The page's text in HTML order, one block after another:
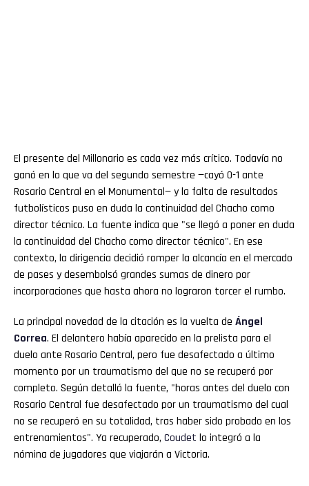
El presente del Millonario es cada vez más crítico. Todavía no
ganó en lo que va del segundo semestre —cayó 0-1 ante
Rosario Central en el Monumental— y la falta de resultados
futbolísticos puso en duda la continuidad del Chacho como
director técnico. La fuente indica que "se llegó a poner en duda
la continuidad del Chacho como director técnico". En ese
contexto, la dirigencia decidió romper la alcancía en el mercado
de pases y desembolsó grandes sumas de dinero por
incorporaciones que hasta ahora no lograron torcer el rumbo.
La principal novedad de la citación es la vuelta de Ángel
Correa. El delantero había aparecido en la prelista para el
duelo ante Rosario Central, pero fue desafectado a último
momento por un traumatismo del que no se recuperó por
completo. Según detalló la fuente, "horas antes del duelo con
Rosario Central fue desafectado por un traumatismo del cual
no se recuperó en su totalidad, tras haber sido probado en los
entrenamientos". Ya recuperado, Coudet lo integró a la
nómina de jugadores que viajarán a Victoria.